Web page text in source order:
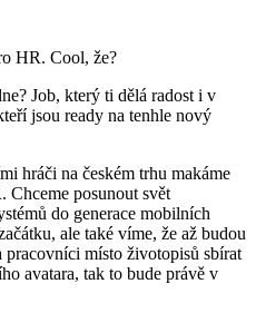
HR. Cool, že?
Job, který ti dělá radost i v
jsou ready na tenhle nový
hráči na českém trhu makáme
posunout svět
do generace mobilních
ale také víme, že až budou
pracovníci místo životopisů sbírat
avatara, tak to bude právě v